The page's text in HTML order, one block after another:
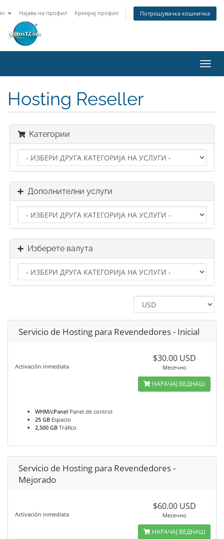
Најава на профил Креирај профил Потрошувачка кошничка
ја
Hosting Reseller
Категории
Дополнителни услуги
Изберете валута
Servicio de Hosting para Revendedores - Inicial
Activación inmediata
WHM/cPanel Panel de control
25 GB Espacio
2,500 GB Tráfico
$30.00 USD
Месечно
НАРАЧАЈ ВЕДНАШ
Servicio de Hosting para Revendedores -
Mejorado
Activación inmediata
$60.00 USD
Месечно
НАРАЧАЈ ВЕДНАШ